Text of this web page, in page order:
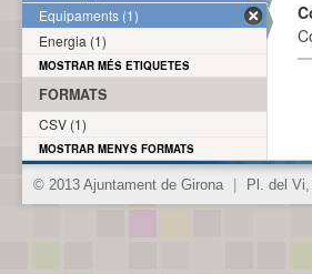
Equipaments (1)
Energia (1)
MOSTRAR MÉS ETIQUETES
FORMATS
CSV (1)
MOSTRAR MENYS FORMATS
© 2013 Ajuntament de Girona Pl. del